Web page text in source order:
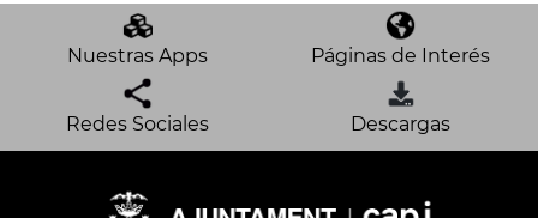
Nuestras Apps Páginas de Interés
Redes Sociales Descargas